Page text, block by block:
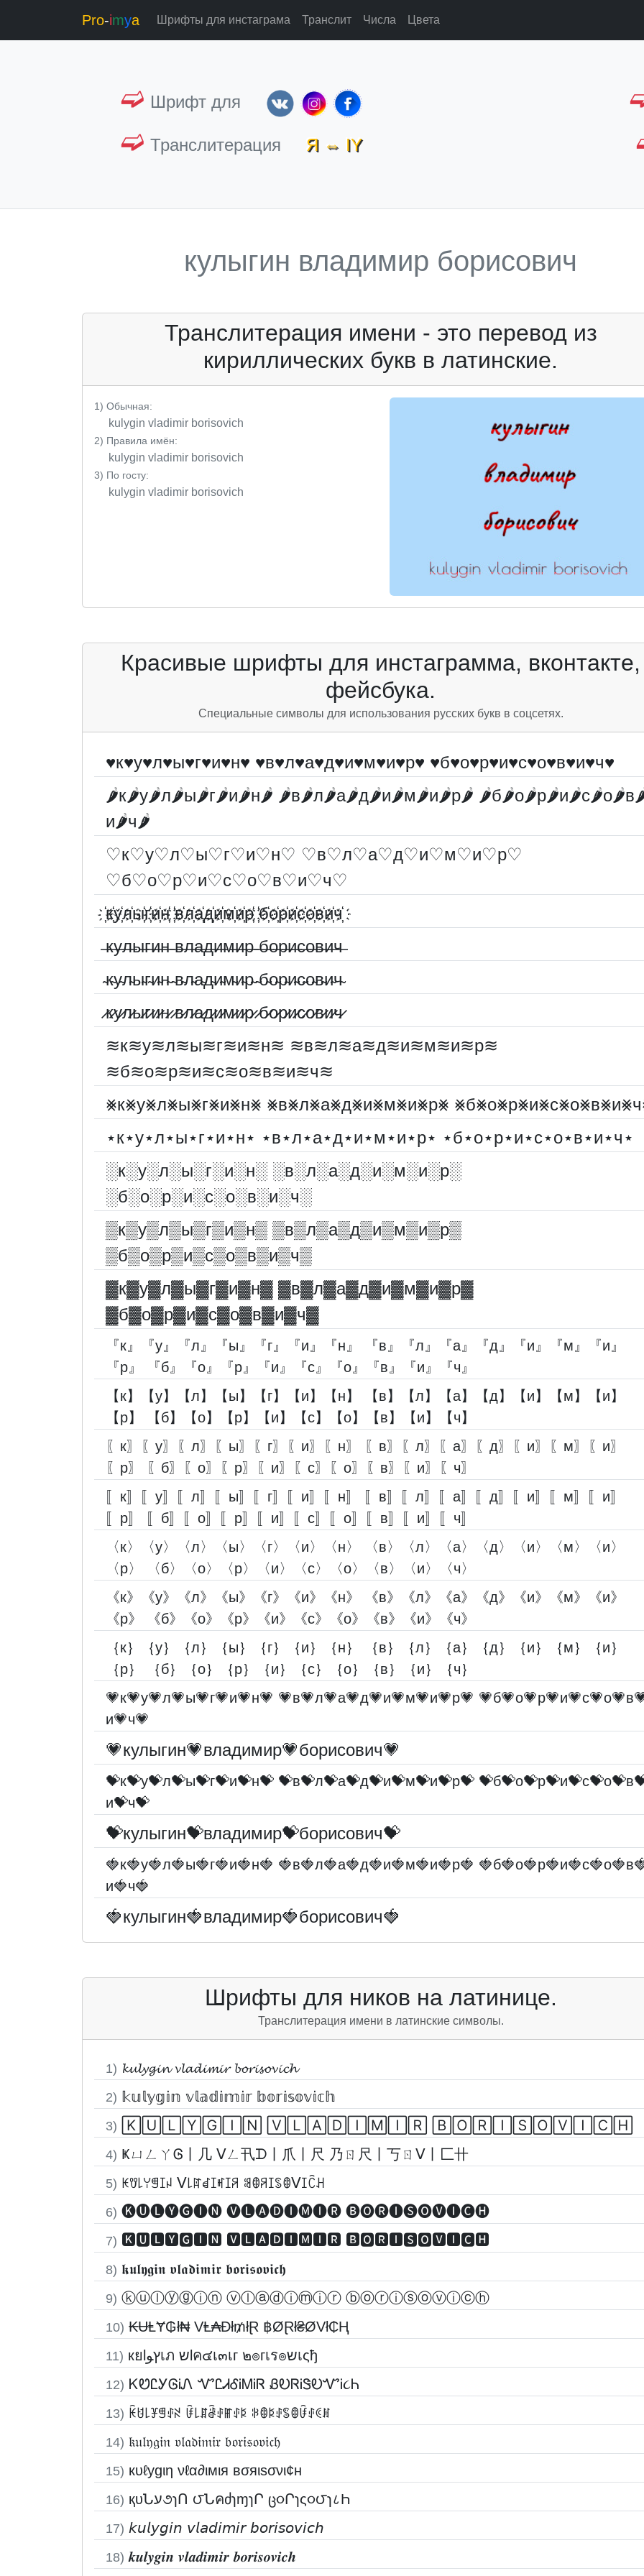
Pro-imya Шрифты для инстаграма Транслит Числа Цвета
➫ Шрифт для
➫ Транслитерация Я ⇔ IY
кулыгин владимир борисович
Транслитерация имени - это перевод из
кириллических букв в латинские.
1) Обычная:
kulygin vladimir borisovich
2) Правила имён:
kulygin vladimir borisovich
3) По госту:
kulygin vladimir borisovich
Красивые шрифты для инстаграмма, вконтакте,
фейсбука.
Специальные символы для использования русских букв в соцсетях.
♥к♥у♥л♥ы♥г♥и♥н♥ ♥в♥л♥а♥д♥и♥м♥и♥р♥ ♥б♥о♥р♥и♥с♥о♥в♥и♥ч♥
🌶к🌶у🌶л🌶ы🌶г🌶и🌶н🌶 🌶в🌶л🌶а🌶д🌶и🌶м🌶и🌶р🌶
и🌶ч🌶
♡к♡у♡л♡ы♡г♡и♡н♡ ♡в♡л♡а♡д♡и♡м♡и♡р♡
♡б♡о♡р♡и♡с♡о♡в♡и♡ч♡
҉к҉у҉л҉ы҉г҉и҉н҉ ҉в҉л҉а҉д҉и҉м҉и҉р҉ ҉б҉о҉р҉и҉с҉о҉в҉и҉ч҉
̶к̶у̶л̶ы̶г̶и̶н̶ ̶в̶л̶а̶д̶и̶м̶и̶р̶ ̶б̶о̶р̶и̶с̶о̶в̶и̶ч̶
̴к̴у̴л̴ы̴г̴и̴н̴ ̴в̴л̴а̴д̴и̴м̴и̴р̴ ̴б̴о̴р̴и̴с̴о̴в̴и̴ч̴
̷к̷у̷л̷ы̷г̷и̷н̷ ̷в̷л̷а̷д̷и̷м̷и̷р̷ ̷б̷о̷р̷и̷с̷о̷в̷и̷ч̷
≋к≋у≋л≋ы≋г≋и≋н≋ ≋в≋л≋а≋д≋и≋м≋и≋р≋
≋б≋о≋р≋и≋с≋о≋в≋и≋ч≋
⨳к⨳у⨳л⨳ы⨳г⨳и⨳н⨳ ⨳в⨳л⨳а⨳д⨳и⨳м⨳и⨳р⨳
⋆к⋆у⋆л⋆ы⋆г⋆и⋆н⋆ ⋆в⋆л⋆а⋆д⋆и⋆м⋆и⋆р⋆ ⋆б⋆о⋆р⋆и⋆с⋆о⋆в⋆и⋆ч⋆
░︎к░︎у░︎л░︎ы░︎г░︎и░︎н░︎ ░︎в░︎л░︎а░︎д░︎и░︎м░︎и░︎р░︎
░︎б░︎о░︎р░︎и░︎с░︎о░︎в░︎и░︎ч░︎
▒к▒у▒л▒ы▒г▒и▒н▒ ▒в▒л▒а▒д▒и▒м▒и▒р▒
▒б▒о▒р▒и▒с▒о▒в▒и▒ч▒
▓︎к▓︎у▓︎л▓︎ы▓︎г▓︎и▓︎н▓︎ ▓︎в▓︎л▓︎а▓︎д▓︎и▓︎м▓︎и▓︎р▓︎
▓︎б▓︎о▓︎р▓︎и▓︎с▓︎о▓︎в▓︎и▓︎ч▓︎
『к』『у』『л』『ы』『г』『и』『н』 『в』『л』『а』『д』『и』『м』『и』
『р』 『б』『о』『р』『и』『с』『о』『в』『и』『ч』
【к】【у】【л】【ы】【г】【и】【н】 【в】【л】【а】【д】【и】【м】【и】
【р】 【б】【о】【р】【и】【с】【о】【в】【и】【ч】
〖к〗〖у〗〖л〗〖ы〗〖г〗〖и〗〖н〗 〖в〗〖л〗〖а〗〖д〗〖и〗〖м〗〖и〗
〖р〗 〖б〗〖о〗〖р〗〖и〗〖с〗〖о〗〖в〗〖и〗〖ч〗
〚к〛〚у〛〚л〛〚ы〛〚г〛〚и〛〚н〛 〚в〛〚л〛〚а〛〚д〛〚и〛〚м〛〚и〛
〚р〛 〚б〛〚о〛〚р〛〚и〛〚с〛〚о〛〚в〛〚и〛〚ч〛
〈к〉〈у〉〈л〉〈ы〉〈г〉〈и〉〈н〉 〈в〉〈л〉〈а〉〈д〉〈и〉〈м〉〈и〉
〈р〉 〈б〉〈о〉〈р〉〈и〉〈с〉〈о〉〈в〉〈и〉〈ч〉
《к》《у》《л》《ы》《г》《и》《н》 《в》《л》《а》《д》《и》《м》《и》
《р》 《б》《о》《р》《и》《с》《о》《в》《и》《ч》
｛к｝｛у｝｛л｝｛ы｝｛г｝｛и｝｛н｝ ｛в｝｛л｝｛а｝｛д｝｛и｝｛м｝｛и｝
｛р｝ ｛б｝｛о｝｛р｝｛и｝｛с｝｛о｝｛в｝｛и｝｛ч｝
💗к💗у💗л💗ы💗г💗и💗н💗 💗в💗л💗а💗д💗и💗м💗и💗р💗
и💗ч💗
💗кулыгин💗владимир💗борисович💗
💝к💝у💝л💝ы💝г💝и💝н💝 💝в💝л💝а💝д💝и💝м💝и💝р💝
и💝ч💝
💝кулыгин💝владимир💝борисович💝
🍓к🍓у🍓л🍓ы🍓г🍓и🍓н🍓 🍓в🍓л🍓а🍓д🍓и🍓м🍓и🍓р🍓
и🍓ч🍓
🍓кулыгин🍓владимир🍓борисович🍓
Шрифты для ников на латинице.
Транслитерация имени в латинские символы.
1) 𝓴𝓾𝓵𝔂𝓰𝓲𝓷 𝓿𝓵𝓪𝓭𝓲𝓶𝓲𝓻 𝓫𝓸𝓻𝓲𝓼𝓸𝓿𝓲𝓬𝓱
2) 𝕜𝕦𝕝𝕪𝕘𝕚𝕟 𝕧𝕝𝕒𝕕𝕚𝕞𝕚𝕣 𝕓𝕠𝕣𝕚𝕤𝕠𝕧𝕚𝕔𝕙
3) 🄺🅄🄻🅈🄶🄸🄽 🅅🄻🄰🄳🄸🄼🄸🅁 🄱🄾🅁🄸🅂🄾🅅🄸🄲🄷
4) ҜㄩㄥㄚᎶ丨几 ᐯㄥ卂ᗪ丨爪丨尺 乃ㄖ尺丨丂ㄖᐯ丨匚卄
5) ꀘꀎ꒒ꌩꁅꀤꈤ ᐯ꒒ꍏꀸꀤꎭꀤꋪ ꌃꂦꋪꀤꌗꂦᐯꀤꉓꃅ
6) 🅚🅤🅛🅨🅖🅘🅝 🅥🅛🅐🅓🅘🅜🅘🅡 🅑🅞🅡🅘🅢🅞🅥🅘🅒🅗
7) 🅺🆄🅻🆈🅶🅸🅽 🆅🅻🅰🅳🅸🅼🅸🆁 🅱🅾🆁🅸🆂🅾🆅🅸🅲🅷
8) 𝖐𝖚𝖑𝖞𝖌𝖎𝖓 𝖛𝖑𝖆𝖉𝖎𝖒𝖎𝖗 𝖇𝖔𝖗𝖎𝖘𝖔𝖛𝖎𝖈𝖍
9) ⓚⓤⓛⓨⓖⓘⓝ ⓥⓛⓐⓓⓘⓜⓘⓡ ⓑⓞⓡⓘⓢⓞⓥⓘⓒⓗ
10) ₭ɄⱠɎ₲ł₦ VⱠ₳Đł₥łⱤ ฿ØⱤł₴ØVł₵Ⱨ
11) кยlץﻮเภ שlค๔เ๓เг ๒๏гเร๏שเςђ
12) ᏦᏬᏝᎩᎶᎥᏁ ᏉᏝᏗᎴᎥᎷᎥᏒ ᏰᎧᏒᎥᏕᎧᏉᎥ૮Ꮒ
13) ꀗꐇ꒒ꐞꁅꂑꋊ ꀰ꒒ꁲꂠꂑꂵꂑꌅ ꋰꂦꌅꂑꌚꂦꀰꂑꀯꍩ
14) 𝔨𝔲𝔩𝔶𝔤𝔦𝔫 𝔳𝔩𝔞𝔡𝔦𝔪𝔦𝔯 𝔟𝔬𝔯𝔦𝔰𝔬𝔳𝔦𝔠𝔥
15) кυℓуgιη νℓα∂ιмιя вσяιѕσνι¢н
16) қυՆע૭ɿՈ ౮ՆคძɿɱɿՐ ც૦Րɿς૦౮ɿ८Һ
17) 𝘬𝘶𝘭𝘺𝘨𝘪𝘯 𝘷𝘭𝘢𝘥𝘪𝘮𝘪𝘳 𝘣𝘰𝘳𝘪𝘴𝘰𝘷𝘪𝘤𝘩
18) 𝒌𝒖𝒍𝒚𝒈𝒊𝒏 𝒗𝒍𝒂𝒅𝒊𝒎𝒊𝒓 𝒃𝒐𝒓𝒊𝒔𝒐𝒗𝒊𝒄𝒉